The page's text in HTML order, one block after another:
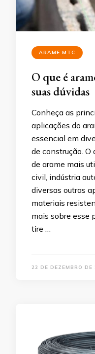
ARAME MTC
O que é
suas dúvidas
Conheça as
aplicações do
essencial em
de construção. O
de arame mais
civil, indústria
diversas outras
materiais
mais sobre esse
tire …
22 DE DEZEMBRO DE